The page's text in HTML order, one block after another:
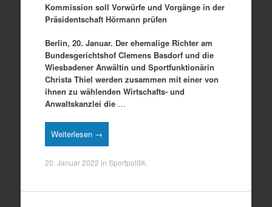
Kommission soll Vorwürfe und Vorgänge in der
Präsidentschaft Hörmann prüfen
Berlin, 20. Januar. Der ehemalige Richter am
Bundesgerichtshof Clemens Basdorf und die
Wiesbadener Anwältin und Sportfunktionärin
Christa Thiel werden zusammen mit einer von
ihnen zu wählenden Wirtschafts- und
Anwaltskanzlei die …
Weiterlesen →
20. Januar 2022 in Sportpolitik